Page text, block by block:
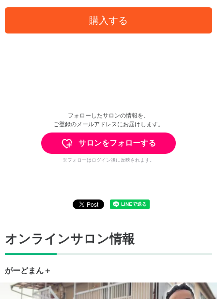
購入する
フォローしたサロンの情報を、
ご登録のメールアドレスにお届けします。
サロンをフォローする
※フォローはログイン後に反映されます。
オンラインサロン情報
がーどまん＋